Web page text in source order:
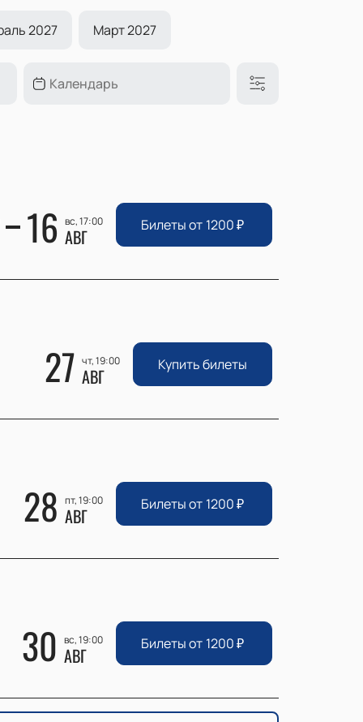
2027 Март 2027
16 вс, 17:00
АВГ Билеты от 1200₽
27 чт, 19:00
АВГ Купить билеты
28 пт, 19:00
АВГ Билеты от 1200₽
30 вс, 19:00
АВГ Билеты от 1200₽